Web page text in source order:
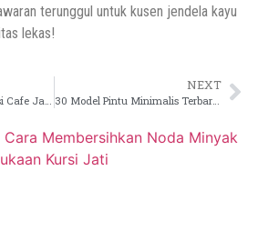
terunggul untuk kusen jendela kayu
lekas!
NEXT
30 Model Pintu Minimalis Terbaru : Estetika & Fungsionalitas Modern